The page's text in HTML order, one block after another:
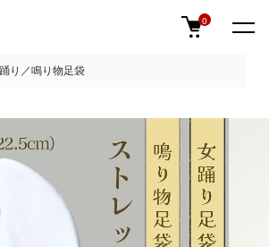
0
り／鳴り物足袋